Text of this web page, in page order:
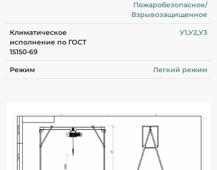
Пожаробезопасное/
Взрывозащищенное
Климатическое
исполнение по ГОСТ
15150-69
У1,У2,У3
Режим Легкий режим